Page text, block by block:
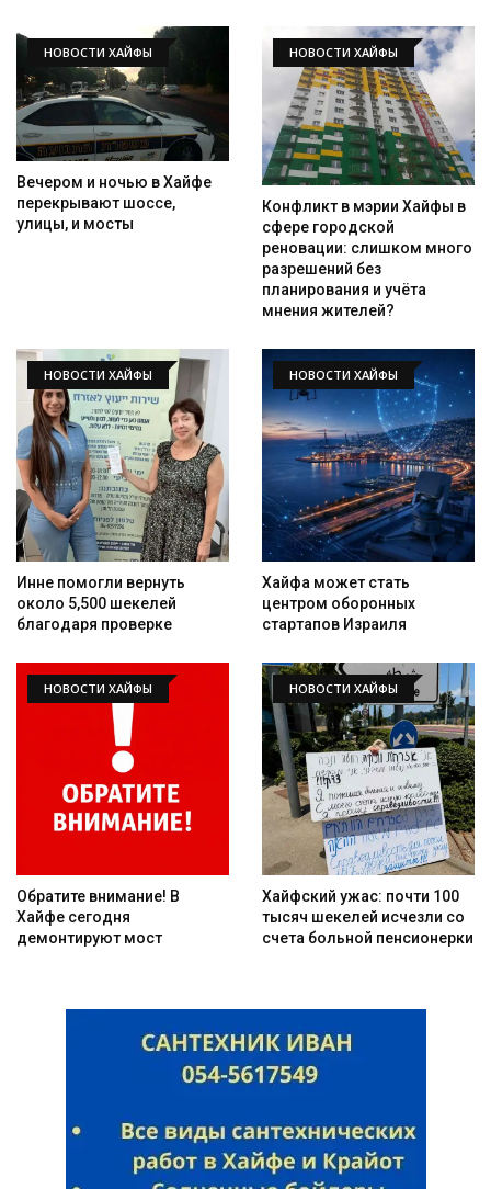
НОВОСТИ ХАЙФЫ
Вечером и ночью в Хайфе
перекрывают шоссе,
улицы, и мосты
НОВОСТИ ХАЙФЫ
Конфликт в мэрии Хайфы в
сфере городской
реновации: слишком много
разрешений без
планирования и учёта
мнения жителей?
НОВОСТИ ХАЙФЫ
Инне помогли вернуть
около 5,500 шекелей
благодаря проверке
НОВОСТИ ХАЙФЫ
Хайфа может стать
центром оборонных
стартапов Израиля
НОВОСТИ ХАЙФЫ
Обратите внимание! В
Хайфе сегодня
демонтируют мост
НОВОСТИ ХАЙФЫ
Хайфский ужас: почти 100
тысяч шекелей исчезли со
счета больной пенсионерки